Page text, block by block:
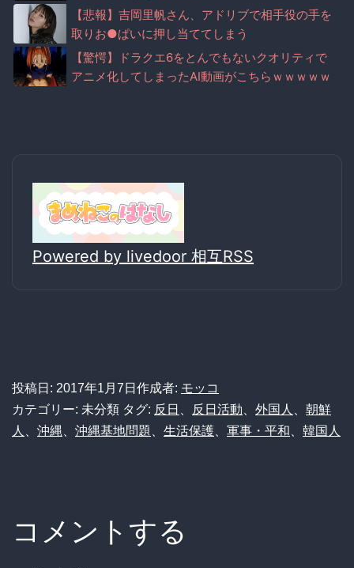
【悲報】吉岡里帆さん、アドリブで相手役の手を
取りお●ぱいに押し当ててしまう
【驚愕】ドラクエ6をとんでもないクオリティで
アニメ化してしまったAI動画がこちらｗｗｗｗｗ
Powered by livedoor 相互RSS
投稿日: 2017年1月7日 作成者: モッコ
カテゴリー: 未分類 タグ: 反日 反日活動 外国人
朝鮮
人
沖縄 沖縄基地問題 生活保護 軍事・平和 韓国人
コメントする